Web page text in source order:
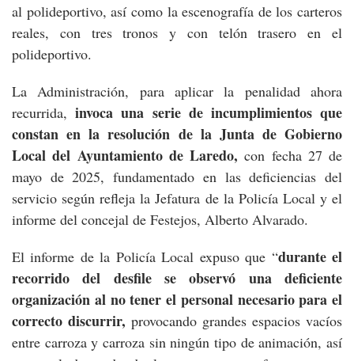
al polideportivo, así como la escenografía de los carteros
reales, con tres tronos y con telón trasero en el
polideportivo.
La Administración, para aplicar la penalidad ahora
recurrida,invoca una serie de incumplimientos que
constan en la resolución de la Junta de Gobierno
Local del Ayuntamiento de Laredo,con fecha 27 de
mayo de 2025, fundamentado en las deficiencias del
servicio según refleja la Jefatura de la Policía Local y el
informe del concejal de Festejos, Alberto Alvarado.
El informe de la Policía Local expuso que “durante el
recorrido del desfile se observó una deficiente
organización al no tener el personal necesario para el
correcto discurrir, provocando grandes espacios vacíos
entre carroza y carroza sin ningún tipo de animación, así